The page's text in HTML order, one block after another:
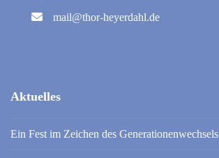
mail@thor-heyerdahl.de
Aktuelles
Ein Fest im Zeichen des Generationenwechsels